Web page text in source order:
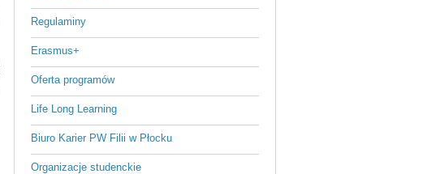
Regulaminy
Erasmus+
Oferta programów
Life Long Learning
Biuro Karier PW Filii w Płocku
Organizacje studenckie